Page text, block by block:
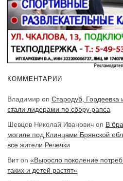
КОММЕНТАРИИ
Владимир on Стародуб, Гордеевка
стали лидерами по сбору рапса
Шевцов Николай Иванович on В
могиле под Клинцами Брянской
все жители Речечки
Вит on «Выросло поколение
таких и детей растят»